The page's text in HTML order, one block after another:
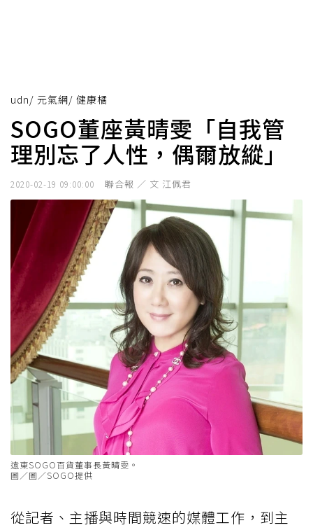
udn/ 元氣網/ 健康橘
SOGO董座黃晴雯「自我管
理別忘了人性，偶爾放縱」
2020-02-19 09:00:00 聯合報 ／ 文 江佩君
遠東SOGO百貨董事長黃晴雯。
圖／圖／SOGO提供
從記者、主播與時間競速的媒體工作，到主